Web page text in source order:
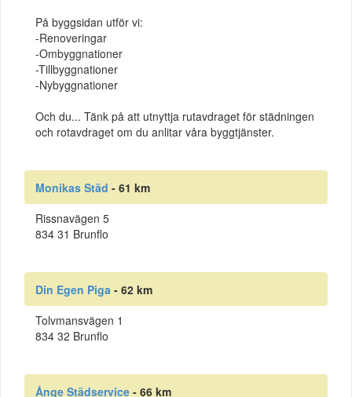
På byggsidan utför vi:
-Renoveringar
-Ombyggnationer
-Tillbyggnationer
-Nybyggnationer
Och du... Tänk på att utnyttja rutavdraget för städningen
och rotavdraget om du anlitar våra byggtjänster.
Monikas Städ - 61 km
Rissnavägen 5
834 31 Brunflo
Din Egen Piga - 62 km
Tolvmansvägen 1
834 32 Brunflo
Ånge Städservice - 66 km